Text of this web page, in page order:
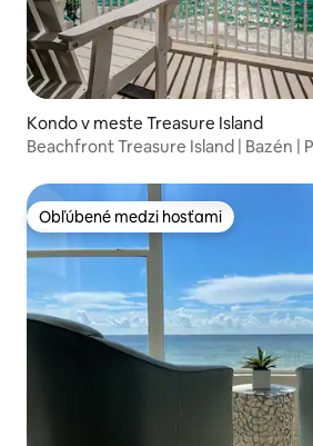
Kondo v meste Treasure Island
Beachfront Treasure Island | Bazén |
Obľúbené medzi hosťami
Obľúbené medzi hosťami